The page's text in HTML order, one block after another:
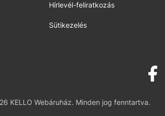
Hírlevél-feliratkozás
Sütikezelés
KELLO Webáruház. Minden jog fenntartva.